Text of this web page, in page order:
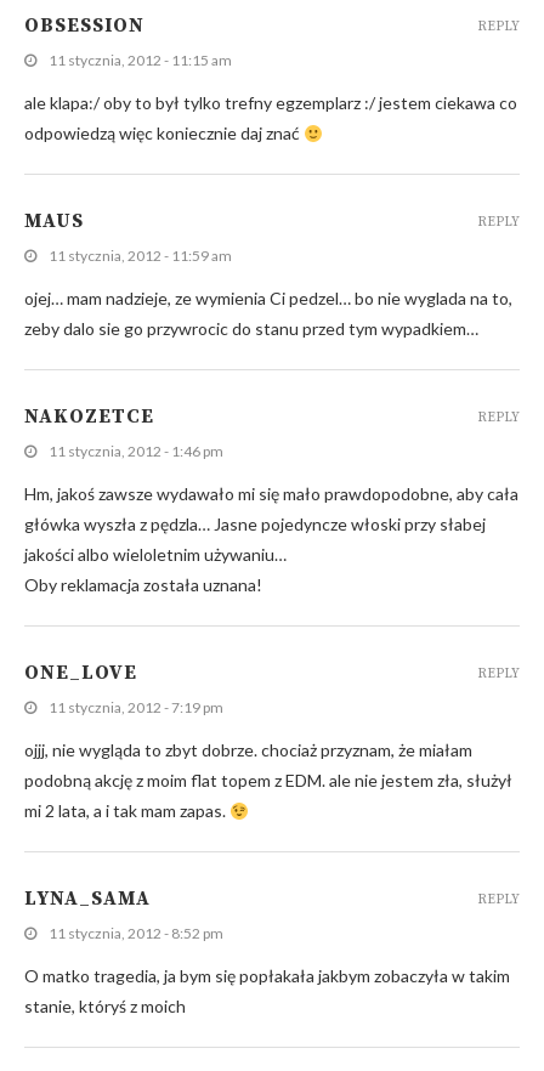
OBSESSION
11 stycznia, 2012 - 11:15 am
ale klapa:/ oby to był tylko trefny egzemplarz :/ jestem ciekawa co
odpowiedzą więc koniecznie daj znać
REPLY
MAUS
11 stycznia, 2012 - 11:59 am
ojej… mam nadzieje, ze wymienia Ci pedzel… bo nie wyglada na to,
zeby dalo sie go przywrocic do stanu przed tym wypadkiem…
REPLY
NAKOZETCE
11 stycznia, 2012 - 1:46 pm
Hm, jakoś zawsze wydawało mi się mało prawdopodobne, aby cała
główka wyszła z pędzla… Jasne pojedyncze włoski przy słabej
jakości albo wieloletnim używaniu…
Oby reklamacja została uznana!
REPLY
ONE_LOVE
11 stycznia, 2012 - 7:19 pm
ojjj, nie wygląda to zbyt dobrze. chociaż przyznam, że miałam
podobną akcję z moim flat topem z EDM. ale nie jestem zła, służył
mi 2 lata, a i tak mam zapas.
REPLY
LYNA_SAMA
11 stycznia, 2012 - 8:52 pm
O matko tragedia, ja bym się popłakała jakbym zobaczyła w takim
stanie, któryś z moich
REPLY